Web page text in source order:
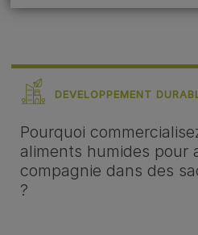
DEVELOPPEMENT
Pourquoi
aliments humides pour
compagnie dans des
?